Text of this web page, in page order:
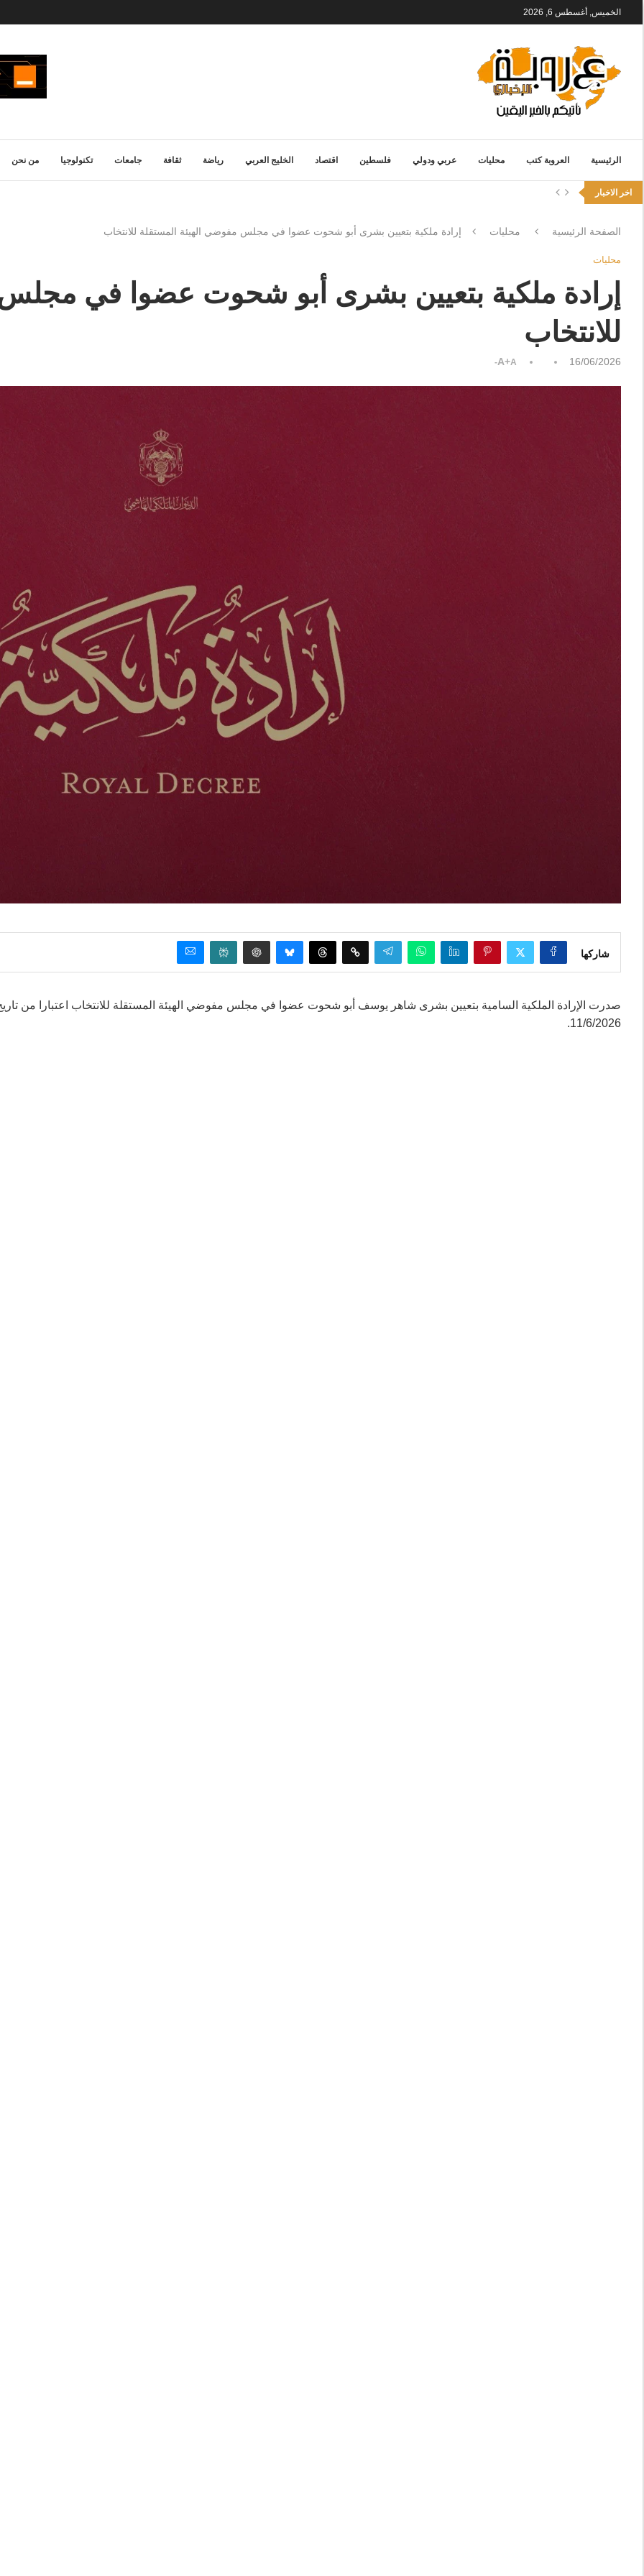
الخميس, أغسطس 6, 2026
الرئيسية العروبة كتب محليات عربي ودولي فلسطين اقتصاد الخليج العربي رياضة ثقافة جامعات تكنولوجيا من نحن
اخر الاخبار
الصفحة الرئيسية محليات إرادة ملكية بتعيين بشرى أبو شحوت عضوا في مجلس مفوضي الهيئة المستقلة للانتخاب
محليات
إرادة ملكية بتعيين بشرى أبو شحوت عضوا في مجلس
للانتخاب
16/06/2026
A+A-
شاركها
صدرت الإرادة الملكية السامية بتعيين بشرى شاهر يوسف أبو شحوت عضوا في مجلس مفوضي الهيئة المستقلة للانتخاب اعتبارا من
11/6/2026.